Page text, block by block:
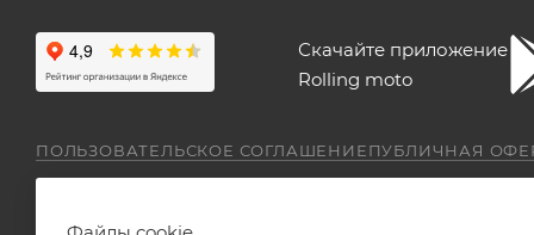
Скачайте приложение
Rolling moto
ПОЛЬЗОВАТЕЛЬСКОЕ СОГЛАШЕНИЕПУБЛИЧНАЯ